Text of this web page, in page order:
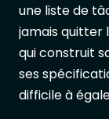
une liste de
jamais quitter
qui construit
ses
difficile à